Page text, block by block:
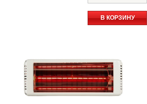
В КОРЗИНУ